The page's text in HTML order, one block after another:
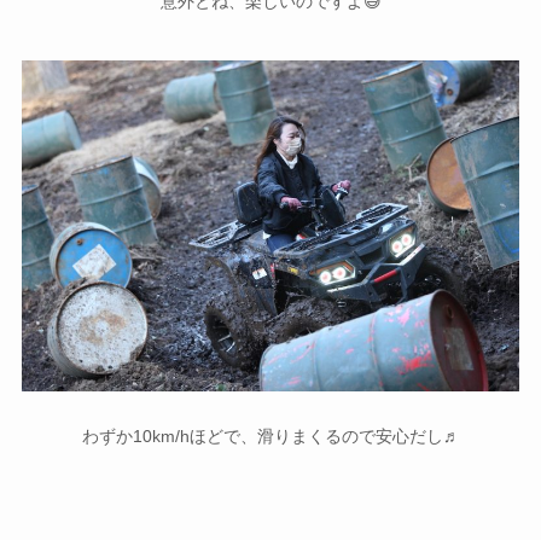
わずか10km/hほどで、滑りまくるので安心だし♬